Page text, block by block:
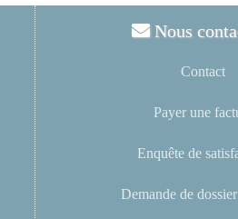
Nous
Contact
Payer une
Enquête de
Demande de